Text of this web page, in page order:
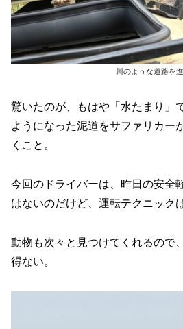
川のような道路を
驚いたのが、もはや「水たまり」
ようになった泥道をサファリカー
くこと。
今回のドライバーは、昨日の安全
はないのだけど、運転テクニック
動物も次々と見つけてくれるので
得ない。